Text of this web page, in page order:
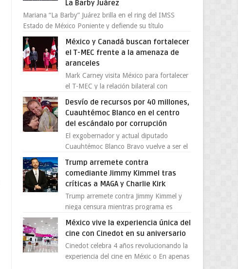
La Barby Juárez
Mariana “La Barby” Juárez brilla en el ring del IMSS
Estado de México Poniente y defiende su título
Supergallo La Unidad Deportiva Cuauhtémo...
México y Canadá buscan fortalecer
el T-MEC frente a la amenaza de
aranceles
Mark Carney visita México para fortalecer
el T-MEC y la relación bilateral con
Canadá En medio de la tensión comercial
provocada por la ofen...
Desvío de recursos por 40 millones,
Cuauhtémoc Blanco en el centro
del escándalo por corrupción
El exgobernador y actual diputado
Cuauhtémoc Blanco Bravo vuelve a ser el
enfrentando señalamientos por...
Trump arremete contra
comediante Jimmy Kimmel tras
críticas a MAGA y Charlie Kirk
Trump arremete contra Jimmy Kimmel y
niega censura mientras programa es
programa Jimmy Kimmel Live! ...
México vive la experiencia única del
cine con Cinedot en su aniversario
Cinedot celebra 4 años revolucionando la
experiencia del cine en Méxic o En apenas